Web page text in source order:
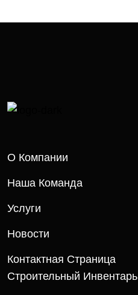
О Компании
Наша Команда
Услуги
Новости
Контактная Страница
Строительный Инвентарь